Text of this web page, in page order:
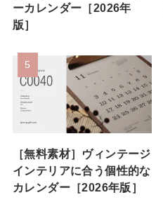
ーカレンダー［2026年
版］
［無料素材］ヴィンテージ
インテリアに合う個性的な
カレンダー［2026年版］